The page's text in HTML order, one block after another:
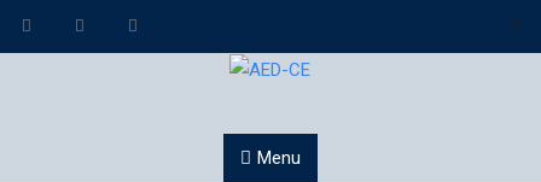
Skip to content
Menu